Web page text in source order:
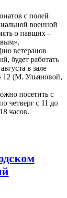
с полей
военной
о павших –
ветеранов
будет работать
в зале
(М. Ульяновой,
посетить с
четверг с 11 до
часов.